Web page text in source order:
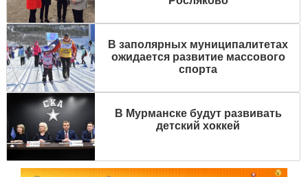
В заполярных муниципалитетах
ожидается развитие массового
спорта
В Мурманске будут развивать
детский хоккей